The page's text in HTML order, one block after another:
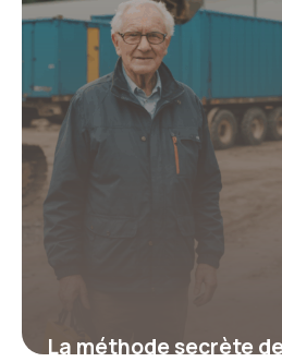
La méthode secrète